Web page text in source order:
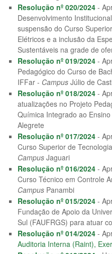
Resolução nº 020/2024 -
Desenvolvimento
suspensão do Curso
Elétricos e a inclusão da
Sustentáveis na grade de
Resolução nº 019/2024 -
Pedagógico do Curso de
IFFar - Campus Júlio de
Resolução nº 018/2024 -
atualizações no Projeto
Química Integrado ao
Alegrete
Resolução nº 017/2024 -
Curso Superior de
Campus Jaguari
Resolução nº 016/2024 -
Curso Técnico em Controle
Campus Panambi
Resolução nº 015/2024 -
Fundação de Apoio da
Sul (FAUFRGS) para atuar
Resolução nº 014/2024 -
Auditoria Interna (Raint),